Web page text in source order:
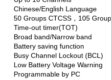
Chinese/English Language
50 Groups CTCSS，105
Time-out timer(TOT)
Broad band/Narrow band
Battery saving function
Busy Channel Lockout (BCL)
Low Battery Voltage Warning
Programmable by PC